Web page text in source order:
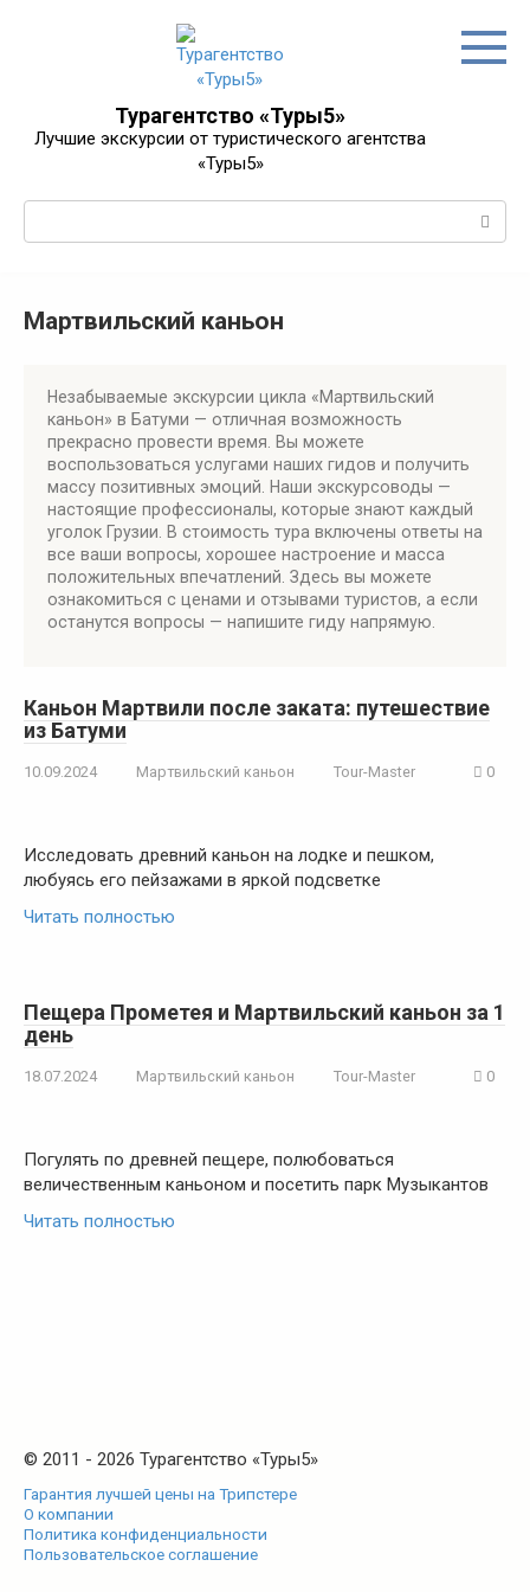
Турагентство «Туры5»
Лучшие экскурсии от туристического агентства
«Туры5»
Мартвильский каньон
Незабываемые экскурсии цикла «Мартвильский
каньон» в Батуми — отличная возможность
прекрасно провести время. Вы можете
воспользоваться услугами наших гидов и получить
массу позитивных эмоций. Наши экскурсоводы —
настоящие профессионалы, которые знают каждый
уголок Грузии. В стоимость тура включены ответы на
все ваши вопросы, хорошее настроение и масса
положительных впечатлений. Здесь вы можете
ознакомиться с ценами и отзывами туристов, а если
останутся вопросы — напишите гиду напрямую.
Каньон Мартвили после заката: путешествие
из Батуми
10.09.2024 Мартвильский каньон Tour-Master 0
Исследовать древний каньон на лодке и пешком,
любуясь его пейзажами в яркой подсветке
Читать полностью
Пещера Прометея и Мартвильский каньон за 1
день
18.07.2024 Мартвильский каньон Tour-Master 0
Погулять по древней пещере, полюбоваться
величественным каньоном и посетить парк Музыкантов
Читать полностью
© 2011 - 2026 Турагентство «Туры5»
Гарантия лучшей цены на Трипстере
О компании
Политика конфиденциальности
Пользовательское соглашение